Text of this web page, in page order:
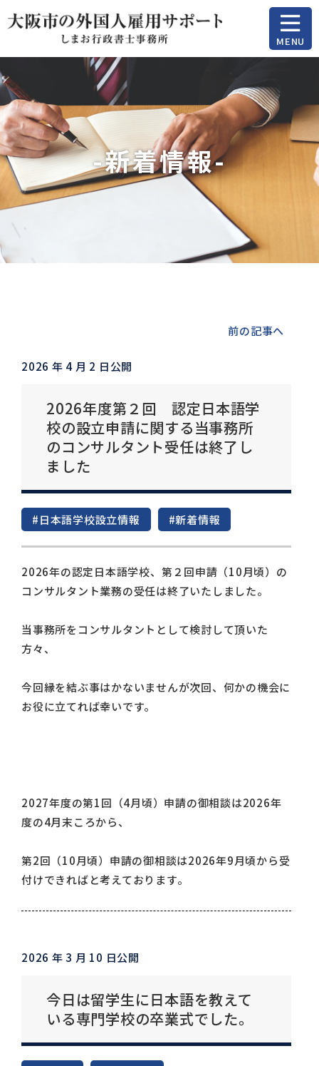
MENU
-新着情報-
前の記事へ
2026 年 4 月 2 日公開
2026年度第２回 認定日本語学
校の設立申請に関する当事務所
のコンサルタント受任は終了し
ました
#日本語学校設立情報 #新着情報
2026年の認定日本語学校、第２回申請（10月頃）の
コンサルタント業務の受任は終了いたしました。
当事務所をコンサルタントとして検討して頂いた
方々、
今回縁を結ぶ事はかないませんが次回、何かの機会に
お役に立てれば幸いです。
2027年度の第1回（4月頃）申請の御相談は2026年
度の4月末ころから、
第2回（10月頃）申請の御相談は2026年9月頃から受
付けできればと考えております。
2026 年 3 月 10 日公開
今日は留学生に日本語を教えて
いる専門学校の卒業式でした。